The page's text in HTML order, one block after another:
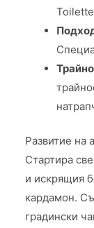
Развитие на
Стартира
и искрящия
кардамон.
градински